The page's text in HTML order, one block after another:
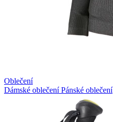
Oblečení
Dámské oblečeníPánské oblečení